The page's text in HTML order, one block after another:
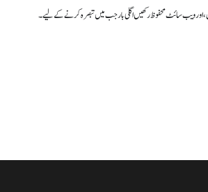
اور ویب سائٹ محفوظ رکھیں اگلی بار جب میں تبصرہ کرنے کےلیے۔